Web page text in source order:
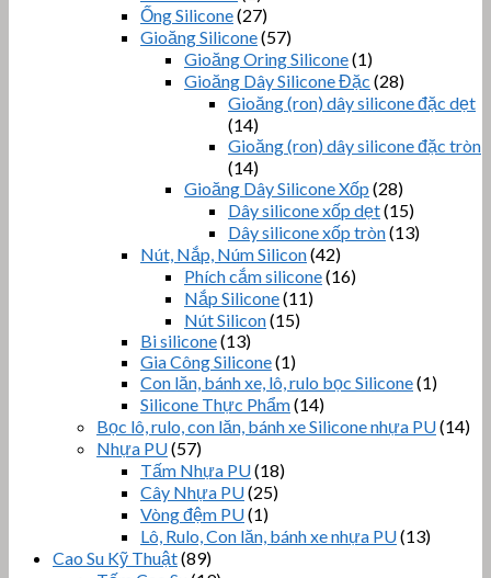
Ống Silicone(27)
Gioăng Silicone(57)
Gioăng Oring Silicone(1)
Gioăng Dây Silicone Đặc (28)
Gioăng (ron) dây silicone đặc dẹt
(14)
Gioăng (ron) dây silicone đặc tròn
(14)
Gioăng Dây Silicone Xốp (28)
Dây silicone xốp dẹt(15)
Dây silicone xốp tròn(13)
Nút, Nắp, Núm Silicon(42)
Phích cắm silicone(16)
Nắp Silicone(11)
Nút Silicon(15)
Bi silicone(13)
Gia Công Silicone(1)
Con lăn, bánh xe, lô, rulo bọc Silicone(1)
Silicone Thực Phẩm(14)
Bọc lô, rulo, con lăn, bánh xe Silicone nhựa PU(14)
Nhựa PU(57)
Tấm Nhựa PU(18)
Cây Nhựa PU(25)
Vòng đệm PU(1)
Lô, Rulo, Con lăn, bánh xe nhựa PU(13)
Cao Su Kỹ Thuật(89)